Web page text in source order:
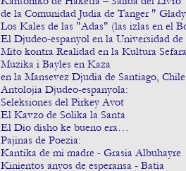
de la Comunidad Judia de Tanger "
Los Kales de las "Adas" (las izlas en el
El Djudeo-espanyol en la Universidad de
Mito kontra Realidad en la Kultura
Muzika i Bayles en Kaza
en la Mansevez Djudia de Santiago,
Antolojia Djudeo-espanyola:
Seleksiones del Pirkey Avot
El Kavzo de Solika la Santa
El Dio disho ke bueno era…
Pajinas de Poezia:
Kantika de mi madre - Grasia Albuhayre
Kinientos anyos de esperansa - Batia